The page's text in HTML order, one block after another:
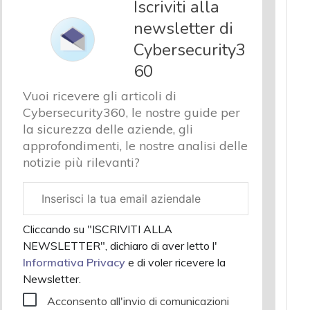
Iscriviti alla
newsletter di
Cybersecurity3
60
Vuoi ricevere gli articoli di
Cybersecurity360, le nostre guide per
la sicurezza delle aziende, gli
approfondimenti, le nostre analisi delle
notizie più rilevanti?
aziendale
Cliccando su "ISCRIVITI ALLA
NEWSLETTER", dichiaro di aver letto l'
Informativa Privacy e di voler ricevere la
Newsletter.
Acconsento all'invio di comunicazioni